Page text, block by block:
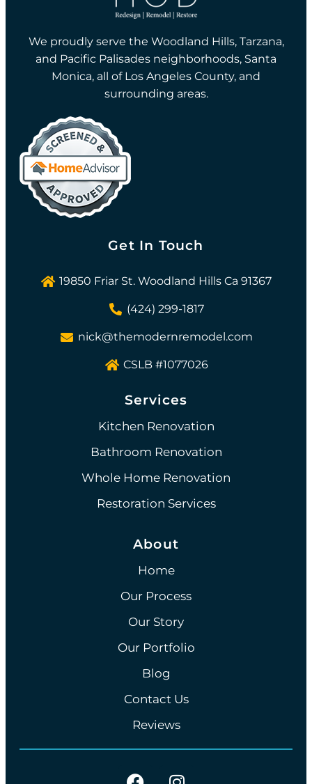
We proudly serve the Woodland Hills, Tarzana,
and Pacific Palisades neighborhoods, Santa
Monica, all of Los Angeles County, and
surrounding areas.
Get In Touch
19850 Friar St. Woodland Hills Ca 91367
(424) 299-1817
nick@themodernremodel.com
CSLB #1077026
Services
Kitchen Renovation
Bathroom Renovation
Whole Home Renovation
Restoration Services
About
Home
Our Process
Our Story
Our Portfolio
Blog
Contact Us
Reviews